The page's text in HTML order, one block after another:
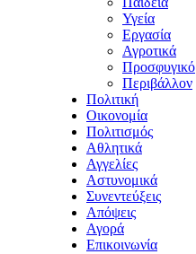
Υγεία
Εργασία
Αγροτικά
Προσφυγικό
Περιβάλλον
Πολιτική
Οικονομία
Πολιτισμός
Αθλητικά
Αγγελίες
Αστυνομικά
Συνεντεύξεις
Απόψεις
Αγορά
Επικοινωνία